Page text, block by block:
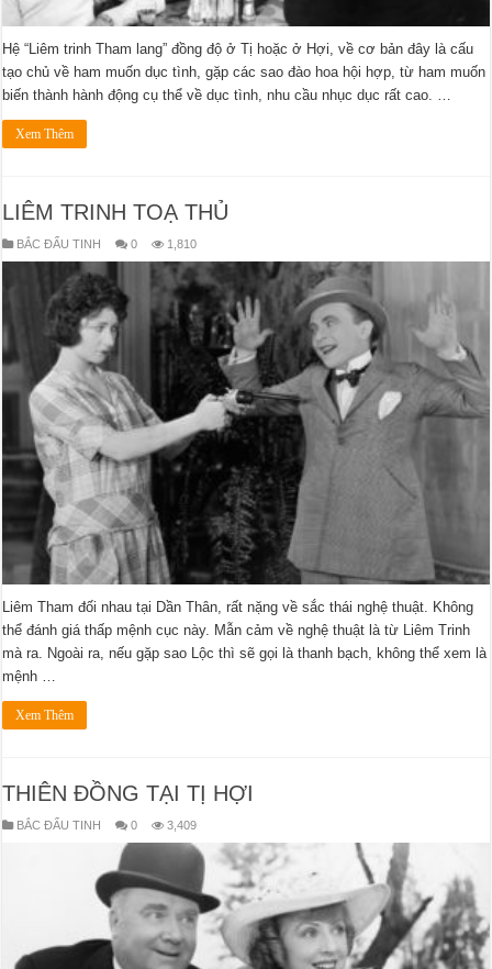
Hệ “Liêm trinh Tham lang” đồng độ ở Tị hoặc ở Hợi, về cơ bản đây là cấu
tạo chủ về ham muốn dục tình, gặp các sao đào hoa hội hợp, từ ham muốn
biến thành hành động cụ thể về dục tình, nhu cầu nhục dục rất cao. …
Xem Thêm
LIÊM TRINH TOẠ THỦ
BẮC ĐẨU TINH 0 1,810
Liêm Tham đối nhau tại Dần Thân, rất nặng về sắc thái nghệ thuật. Không
thể đánh giá thấp mệnh cục này. Mẫn cảm về nghệ thuật là từ Liêm Trinh
mà ra. Ngoài ra, nếu gặp sao Lộc thì sẽ gọi là thanh bạch, không thể xem là
mệnh …
Xem Thêm
THIÊN ĐỒNG TẠI TỊ HỢI
BẮC ĐẨU TINH 0 3,409